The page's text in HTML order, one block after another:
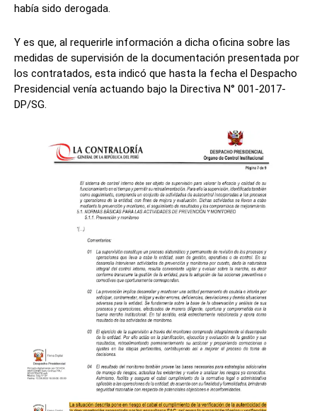
había sido derogada.
Y es que, al requerirle información a dicha oficina sobre las
medidas de supervisión de la documentación presentada por
los contratados, esta indicó que hasta la fecha el Despacho
Presidencial venía actuando bajo la Directiva N° 001-2017-
DP/SG.